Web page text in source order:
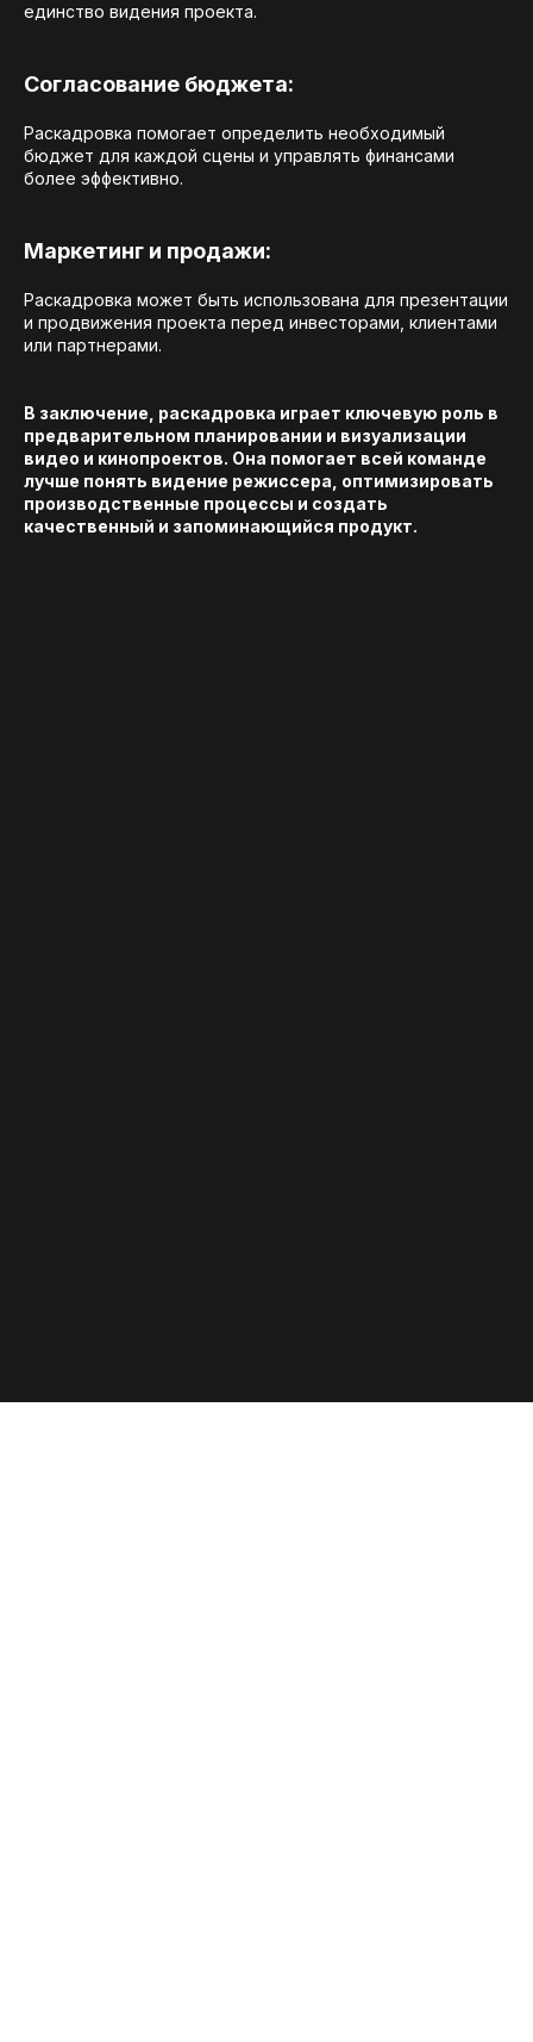
единство видения проекта.
Согласование бюджета:
Раскадровка помогает определить необходимый
бюджет для каждой сцены и управлять финансами
более эффективно.
Маркетинг и продажи:
Раскадровка может быть использована для презентации
и продвижения проекта перед инвесторами, клиентами
или партнерами.
В заключение, раскадровка играет ключевую роль в
предварительном планировании и визуализации
видео и кинопроектов. Она помогает всей команде
лучше понять видение режиссера, оптимизировать
производственные процессы и создать
качественный и запоминающийся продукт.